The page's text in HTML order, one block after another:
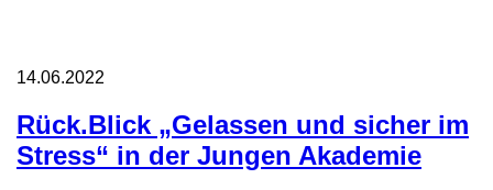
14.06.2022
Rück.Blick „Gelassen und sicher im
Stress“ in der Jungen Akademie